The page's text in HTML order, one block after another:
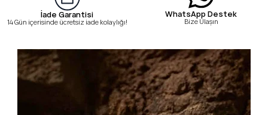
İade Garantisi
14 Gün içerisinde ücretsiz iade kolaylığı!
WhatsApp Destek
Bize Ulaşın